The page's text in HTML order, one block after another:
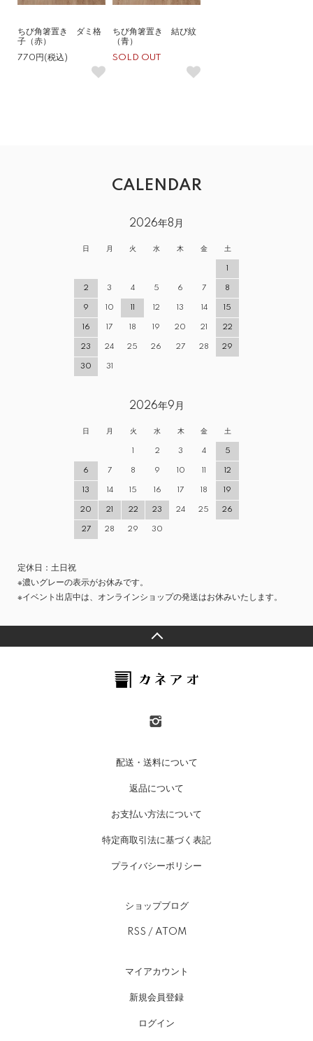
ちび角箸置き ダミ格
子（赤）
770円(税込)
ちび角箸置き 結び紋
（青）
SOLD OUT
CALENDAR
2026年8月
日 月 火 水 木 金 土
1
2 3 4 5 6 7 8
9 10 11 12 13 14 15
16 17 18 19 20 21 22
23 24 25 26 27 28 29
30 31
2026年9月
日 月 火 水 木 金 土
1 2 3 4 5
6 7 8 9 10 11 12
13 14 15 16 17 18 19
20 21 22 23 24 25 26
27 28 29 30
定休日：土日祝
※濃いグレーの表示がお休みです。
※イベント出店中は、オンラインショップの発送はお休みいたします。
配送・送料について
返品について
お支払い方法について
特定商取引法に基づく表記
プライバシーポリシー
ショップブログ
RSS / ATOM
マイアカウント
新規会員登録
ログイン